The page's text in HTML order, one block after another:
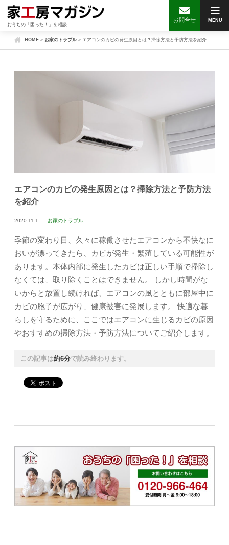
おうちの「困った！」を相談
MENU
お問合せ
HOME » お家のトラブル » エアコンのカビの発生原因とは？掃除方法と予防方法を紹介
エアコンのカビの発生原因とは？掃除方法と予防方法
を紹介
2020.11.1 お家のトラブル
季節の変わり目、久々に稼働させたエアコンから不快なに
おいが漂ってきたら、カビが発生・繁殖している可能性が
あります。本体内部に発生したカビは正しい手順で掃除し
なくては、取り除くことはできません。 しかし時間がな
いからと放置し続ければ、エアコンの風とともに部屋中に
カビの胞子が広がり、健康被害に発展します。 快適な暮
らしを守るために、ここではエアコンに生じるカビの原因
やおすすめの掃除方法・予防方法についてご紹介します。
この記事は約6分で読み終わります。